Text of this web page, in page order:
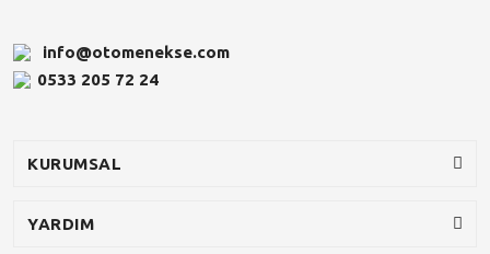
info@otomenekse.com
0533 205 72 24
KURUMSAL
YARDIM